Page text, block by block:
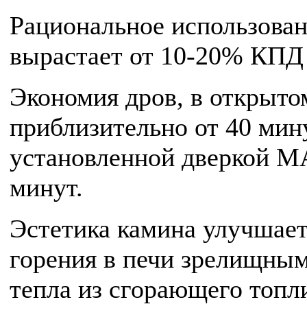
Рациональное
вырастает от 10-20%
Экономия дров, в
приблизительно от 40
установленной дверкой
минут.
Эстетика камина
горения в печи
тепла из сгорающего